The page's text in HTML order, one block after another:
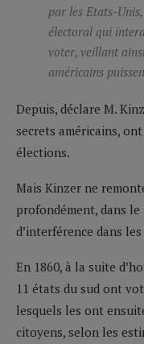
par les Etats-
électoral qui
voter, veillant
américains
Depuis, déclare M.
secrets américains,
élections.
Mais Kinzer ne
profondément, dans
d’interférence dans
En 1860, à la suite
11 états du sud ont
lesquels les ont
citoyens, selon les